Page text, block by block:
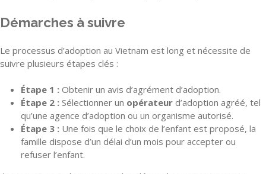
Démarches à suivre
Le processus d’adoption au Vietnam est long et nécessite de
suivre plusieurs étapes clés :
Étape 1 : Obtenir un avis d’agrément d’adoption.
Étape 2 : Sélectionner un opérateur d’adoption agréé, tel
qu’une agence d’adoption ou un organisme autorisé.
Étape 3 : Une fois que le choix de l’enfant est proposé, la
famille dispose d’un délai d’un mois pour accepter ou
refuser l’enfant.